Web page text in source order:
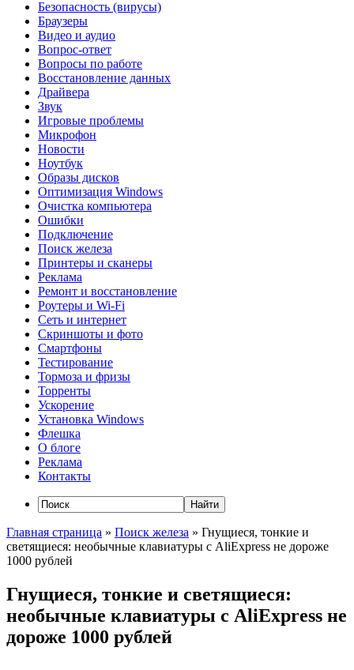
Безопасность (вирусы)
Браузеры
Видео и аудио
Вопрос-ответ
Вопросы по работе
Восстановление данных
Драйвера
Звук
Игровые проблемы
Микрофон
Новости
Ноутбук
Образы дисков
Оптимизация Windows
Очистка компьютера
Ошибки
Подключение
Поиск железа
Принтеры и сканеры
Реклама
Ремонт и восстановление
Роутеры и Wi-Fi
Сеть и интернет
Скриншоты и фото
Смартфоны
Тестирование
Тормоза и фризы
Торренты
Ускорение
Установка Windows
Флешка
О блоге
Реклама
Контакты
Главная страница » Поиск железа » Гнущиеся, тонкие и
светящиеся: необычные клавиатуры с AliExpress не дороже
1000 рублей
Гнущиеся, тонкие и светящиеся:
необычные клавиатуры с AliExpress не
дороже 1000 рублей